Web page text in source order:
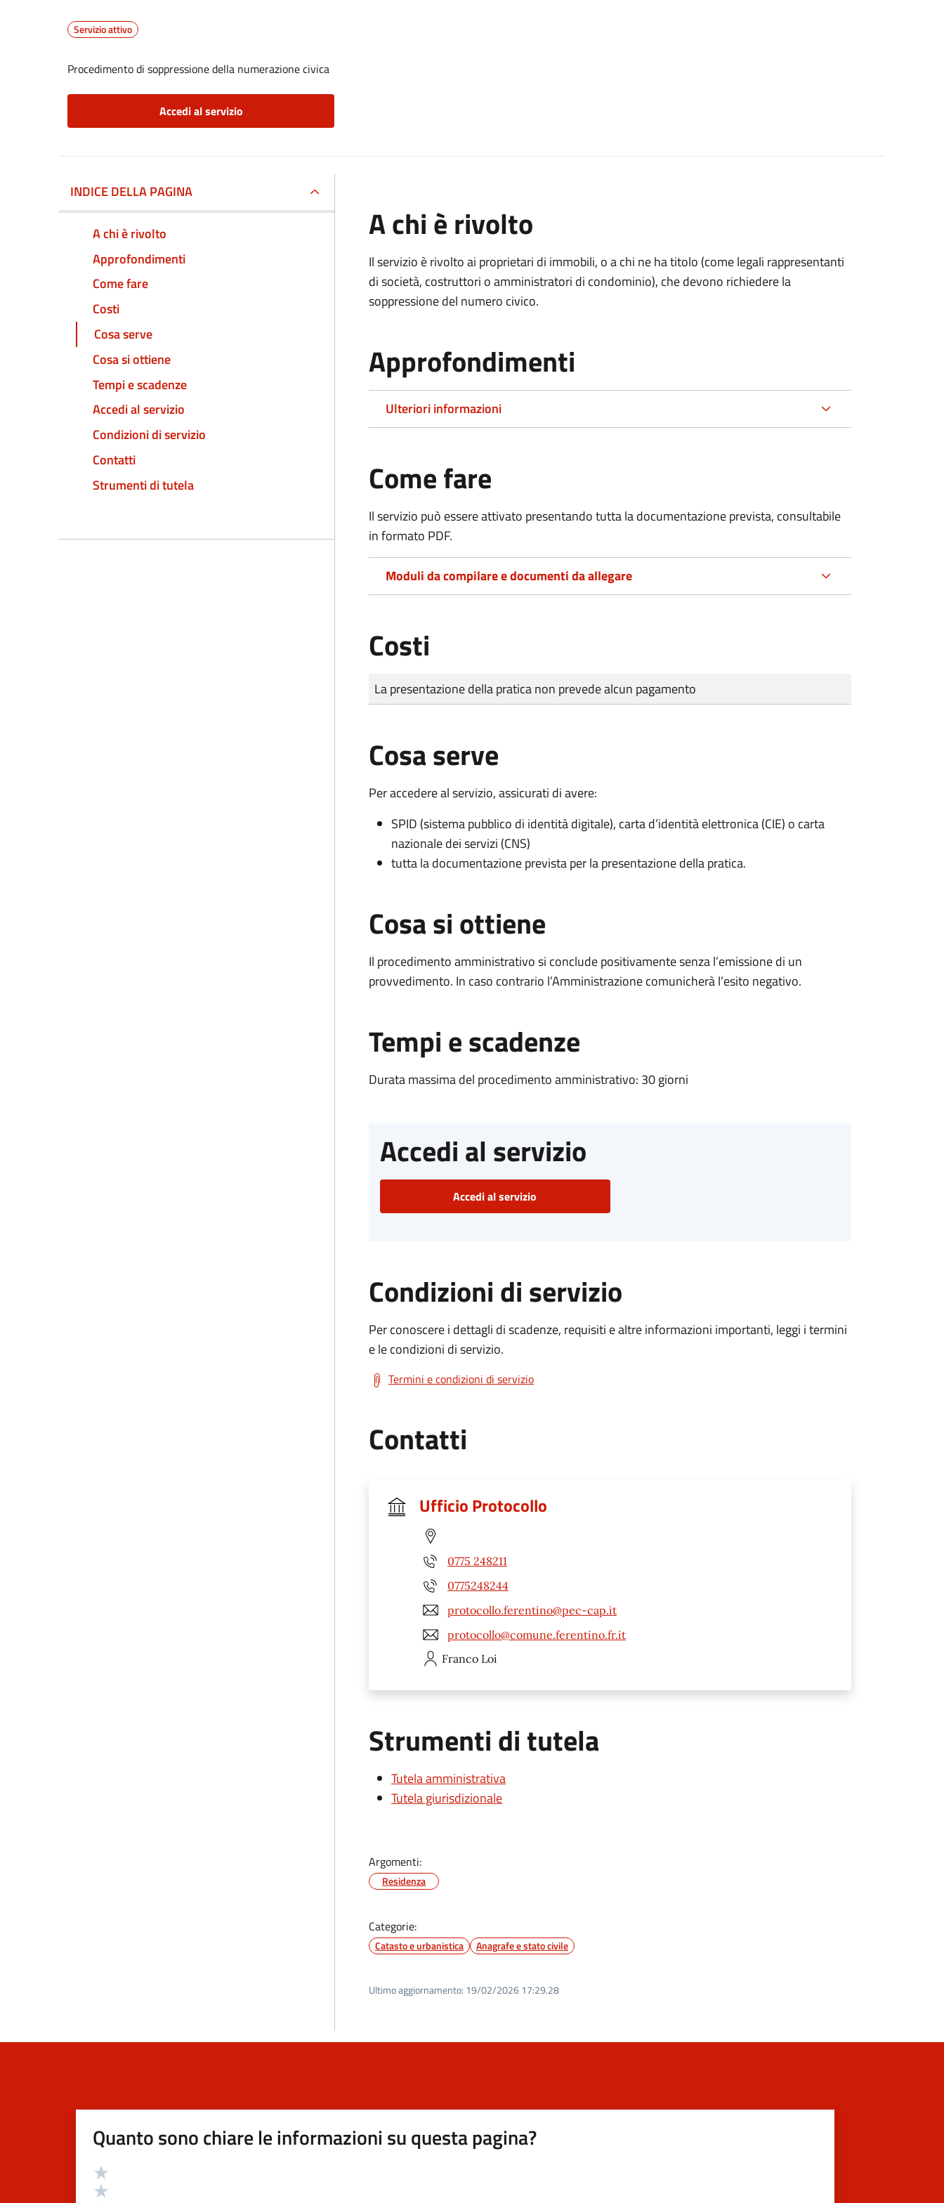
Servizio attivo
Procedimento di soppressione della numerazione civica
Accedi al servizio
INDICE DELLA PAGINA
A chi è rivolto
Approfondimenti
Come fare
Costi
Cosa serve
Cosa si ottiene
Tempi e scadenze
Accedi al servizio
Condizioni di servizio
Contatti
Strumenti di tutela
A chi è rivolto
Il servizio è rivolto ai proprietari di immobili, o a chi ne ha titolo (come legali rappresentanti
di società, costruttori o amministratori di condominio), che devono richiedere la
soppressione del numero civico.
Approfondimenti
Ulteriori informazioni
Come fare
Il servizio può essere attivato presentando tutta la documentazione prevista, consultabile
in formato PDF.
Moduli da compilare e documenti da allegare
Costi
Tipo di pagamento
Importo
La presentazione della pratica non prevede alcun pagamento
Cosa serve
Per accedere al servizio, assicurati di avere:
SPID (sistema pubblico di identità digitale), carta d’identità elettronica (CIE) o carta
nazionale dei servizi (CNS)
tutta la documentazione prevista per la presentazione della pratica.
Cosa si ottiene
Il procedimento amministrativo si conclude positivamente senza l’emissione di un
provvedimento. In caso contrario l’Amministrazione comunicherà l’esito negativo.
Tempi e scadenze
Durata massima del procedimento amministrativo: 30 giorni
Accedi al servizio
Accedi al servizio
Condizioni di servizio
Per conoscere i dettagli di scadenze, requisiti e altre informazioni importanti, leggi i termini
e le condizioni di servizio.
Termini e condizioni di servizio
Contatti
Ufficio Protocollo
0775 248211
0775248244
protocollo.ferentino@pec-cap.it
protocollo@comune.ferentino.fr.it
Franco Loi
Strumenti di tutela
Tutela amministrativa
Tutela giurisdizionale
Argomenti:
Residenza
Categorie:
Catasto e urbanistica Anagrafe e stato civile
Ultimo aggiornamento: 19/02/2026 17:29.28
Quanto sono chiare le informazioni su questa pagina?
Valutazione